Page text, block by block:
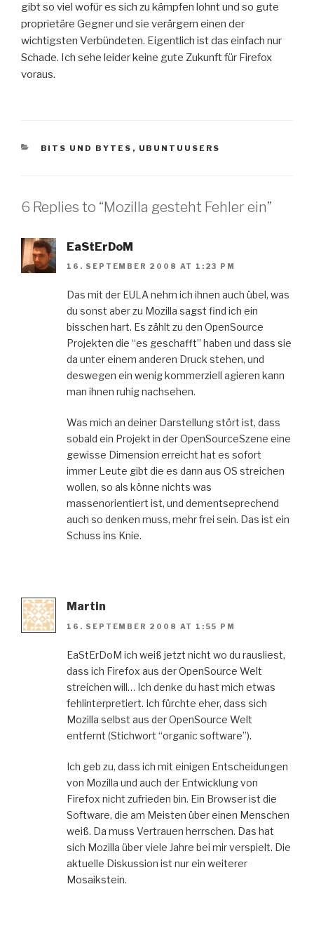
gibt so viel wofür es sich zu kämpfen lohnt und so gute
proprietäre Gegner und sie verärgern einen der
wichtigsten Verbündeten. Eigentlich ist das einfach nur
Schade. Ich sehe leider keine gute Zukunft für Firefox
voraus.
CATEGORIES
BITS UND BYTES , UBUNTUUSERS
6 Replies to “Mozilla gesteht Fehler ein”
EaStErDoM
16. SEPTEMBER 2008 AT 1:23 PM
Das mit der EULA nehm ich ihnen auch übel, was
du sonst aber zu Mozilla sagst find ich ein
bisschen hart. Es zählt zu den OpenSource
Projekten die “es geschafft” haben und dass sie
da unter einem anderen Druck stehen, und
deswegen ein wenig kommerziell agieren kann
man ihnen ruhig nachsehen.
Was mich an deiner Darstellung stört ist, dass
sobald ein Projekt in der OpenSourceSzene eine
gewisse Dimension erreicht hat es sofort
immer Leute gibt die es dann aus OS streichen
wollen, so als könne nichts was
massenorientiert ist, und dementseprechend
auch so denken muss, mehr frei sein. Das ist ein
Schuss ins Knie.
Martin
16. SEPTEMBER 2008 AT 1:55 PM
EaStErDoM ich weiß jetzt nicht wo du rausliest,
dass ich Firefox aus der OpenSource Welt
streichen will… Ich denke du hast mich etwas
fehlinterpretiert. Ich fürchte eher, dass sich
Mozilla selbst aus der OpenSource Welt
entfernt (Stichwort “organic software”).
Ich geb zu, dass ich mit einigen Entscheidungen
von Mozilla und auch der Entwicklung von
Firefox nicht zufrieden bin. Ein Browser ist die
Software, die am Meisten über einen Menschen
weiß. Da muss Vertrauen herrschen. Das hat
sich Mozilla über viele Jahre bei mir verspielt. Die
aktuelle Diskussion ist nur ein weiterer
Mosaikstein.